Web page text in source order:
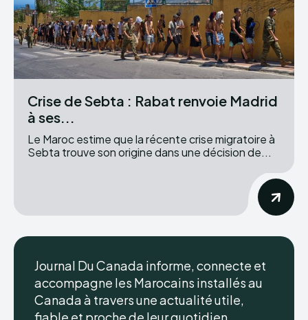
Crise de Sebta : Rabat renvoie Madrid
à ses...
Le Maroc estime que la récente crise migratoire à
Sebta trouve son origine dans une décision de...
Journal Du Canada informe, connecte et
accompagne les Marocains installés au
Canada à travers une actualité utile,
fiable et proche de leur quotidien.